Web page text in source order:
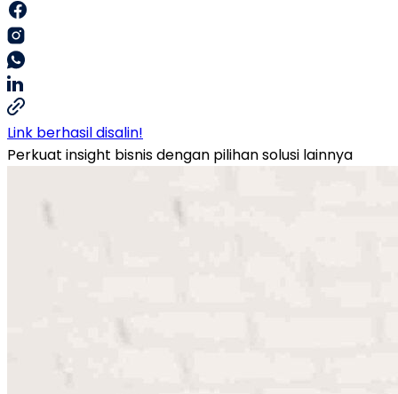
Link berhasil disalin!
Perkuat insight bisnis dengan pilihan solusi lainnya